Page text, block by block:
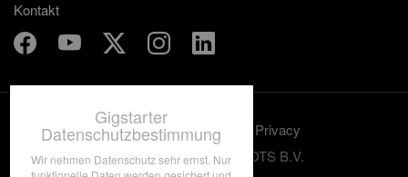
Kontakt
Benutzungskonditionen
Privacy
© 2012-2026 GRASSROOTS B.V.
Gigstarter
Datenschutzbestimmung
Wir nehmen Datenschutz sehr ernst. Nur